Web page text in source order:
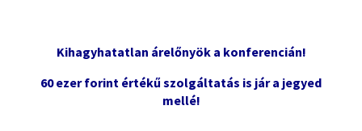
Kihagyhatatlan árelőnyök a konferencián!
60 ezer forint értékű szolgáltatás is jár a jegyed
mellé!